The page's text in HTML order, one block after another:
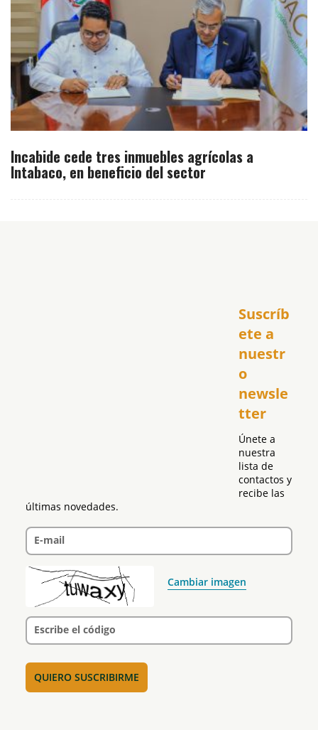
Incabide cede tres inmuebles agrícolas a
Intabaco, en beneficio del sector
Suscríb
ete a
nuestr
o
newsle
tter
Únete a
nuestra
lista de
contactos y
recibe las
últimas novedades.
E-mail
Cambiar imagen
Escribe el código